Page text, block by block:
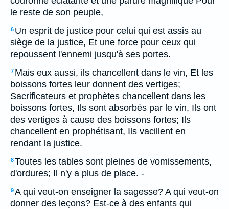
le reste de son peuple,
6 Un esprit de justice pour celui qui est assis au
siège de la justice, Et une force pour ceux qui
repoussent l'ennemi jusqu'à ses portes.
7 Mais eux aussi, ils chancellent dans le vin, Et les
boissons fortes leur donnent des vertiges;
Sacrificateurs et prophètes chancellent dans les
boissons fortes, Ils sont absorbés par le vin, Ils ont
des vertiges à cause des boissons fortes; Ils
chancellent en prophétisant, Ils vacillent en
rendant la justice.
8Toutes les tables sont pleines de vomissements,
d'ordures; Il n'y a plus de place. -
9A qui veut-on enseigner la sagesse? A qui veut-on
donner des leçons? Est-ce à des enfants qui